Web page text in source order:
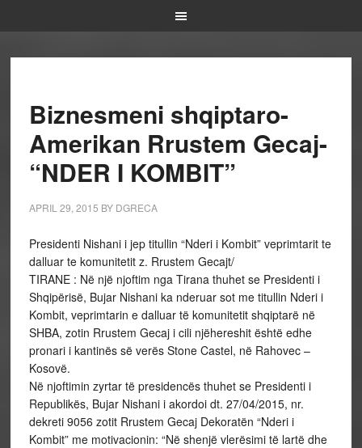
Biznesmeni shqiptaro-
Amerikan Rrustem Gecaj-
“NDER I KOMBIT”
APRIL 29, 2015 BY DGRECA
Presidenti Nishani i jep titullin “Nderi i Kombit” veprimtarit te
dalluar te komunitetit z. Rrustem Gecajt/
TIRANE : Në një njoftim nga Tirana thuhet se Presidenti i
Shqipërisë, Bujar Nishani ka nderuar sot me titullin Nderi i
Kombit, veprimtarin e dalluar të komunitetit shqiptarë në
SHBA, zotin Rrustem Gecaj i cili njëhereshit është edhe
pronari i kantinës së verës Stone Castel, në Rahovec –
Kosovë.
Në njoftimin zyrtar të presidencës thuhet se Presidenti i
Republikës, Bujar Nishani i akordoi dt. 27/04/2015, nr.
dekreti 9056 zotit Rrustem Gecaj Dekoratën “Nderi i
Kombit” me motivacionin: “Në shenjë vlerësimi të lartë dhe